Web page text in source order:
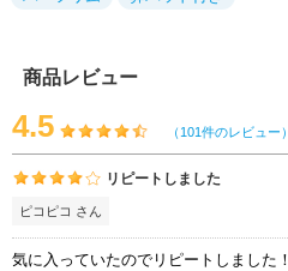
商品レビュー
4.5 （101件のレビュー）
リピートしました
ピコピコ さん
気に入っていたのでリピートしました！